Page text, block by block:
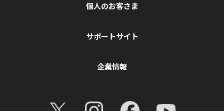
個人のお客さま
サポートサイト
企業情報